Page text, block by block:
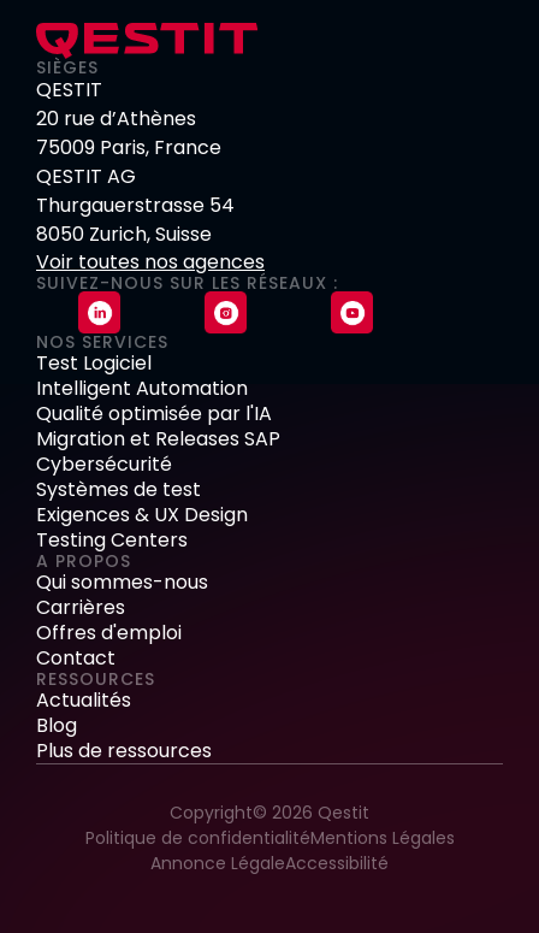
SIÈGES
QESTIT
20 rue d’Athènes
75009 Paris, France
QESTIT AG
Thurgauerstrasse 54
8050 Zurich, Suisse
Voir toutes nos agences
SUIVEZ-NOUS SUR LES RÉSEAUX :
NOS SERVICES
Test Logiciel
Intelligent Automation
Qualité optimisée par l'IA
Migration et Releases SAP
Cybersécurité
Systèmes de test
Exigences & UX Design
Testing Centers
A PROPOS
Qui sommes-nous
Carrières
Offres d'emploi
Contact
RESSOURCES
Actualités
Blog
Plus de ressources
Copyright© 2026 Qestit
Politique de confidentialitéMentions Légales
Annonce LégaleAccessibilité